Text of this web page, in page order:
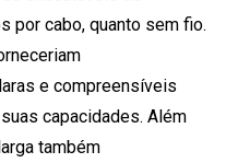
por cabo, quanto sem fio.
e compreensíveis
capacidades. Além
também